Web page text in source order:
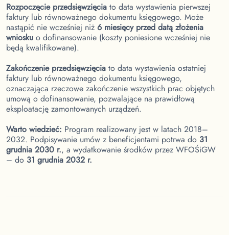
Rozpoczęcie przedsięwzięcia to data wystawienia pierwszej
faktury lub równoważnego dokumentu księgowego. Może
nastąpić nie wcześniej niż 6 miesięcy przed datą złożenia
wniosku o dofinansowanie (koszty poniesione wcześniej nie
będą kwalifikowane).
Zakończenie przedsięwzięcia to data wystawienia ostatniej
faktury lub równoważnego dokumentu księgowego,
oznaczająca rzeczowe zakończenie wszystkich prac objętych
umową o dofinansowanie, pozwalające na prawidłową
eksploatację zamontowanych urządzeń.
Warto wiedzieć: Program realizowany jest w latach 2018–
2032. Podpisywanie umów z beneficjentami potrwa do 31
grudnia 2030 r., a wydatkowanie środków przez WFOŚiGW
– do 31 grudnia 2032 r.